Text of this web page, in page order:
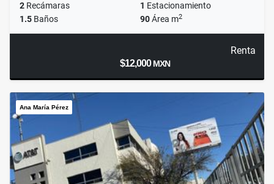
2 Recámaras 1 Estacionamiento
1.5 Baños 90Área m2
Renta
$12,000MXN
Ana María Pérez